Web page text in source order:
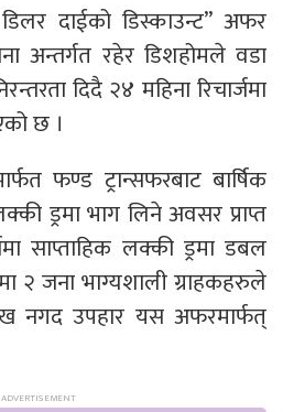
दाईको डिस्काउन्ट” अफर
अन्तर्गत रहेर डिशहोमले वडा
दिदै २४ महिना रिचार्जमा
छ ।
फण्ड ट्रान्सफरबाट बार्षिक
ड्रमा भाग लिने अवसर प्राप्त
साप्ताहिक लक्की ड्रमा डबल
२ जना भाग्यशाली ग्राहकहरुले
नगद उपहार यस अफरमार्फत्